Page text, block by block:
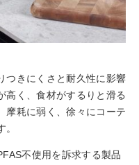
つきにくさと耐久性に影響
高く、食材がするりと滑る
摩耗に弱く、徐々にコーテ
不使用を訴求する製品